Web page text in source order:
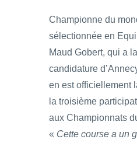
Championne du
sélectionnée en
Maud Gobert, qui a
candidature
en est officiellement
la troisième
aux Championnats
« Cette course a un